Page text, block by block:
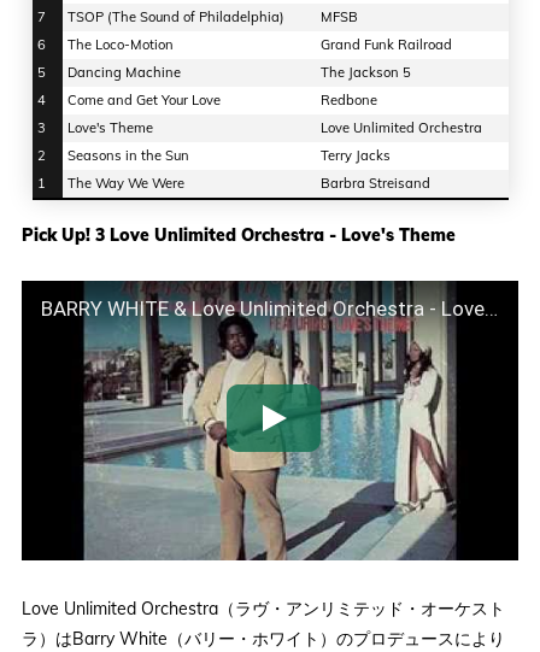
7
TSOP (The Sound of Philadelphia)
MFSB
6
The Loco-Motion
Grand Funk Railroad
5
Dancing Machine
The Jackson 5
4
Come and Get Your Love
Redbone
3
Love's Theme
Love Unlimited Orchestra
2
Seasons in the Sun
Terry Jacks
1
The Way We Were Barbra Streisand
Pick Up! 3 Love Unlimited Orchestra - Love's Theme
BARRY WHITE & Love Unlimited Orchestra - Love's Theme
Love Unlimited Orchestra（ラヴ・アンリミテッド・オーケスト
ラ）はBarry White（バリー・ホワイト）のプロデュースにより